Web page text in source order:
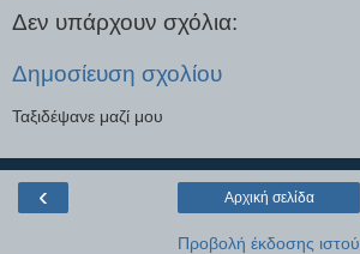
Δεν υπάρχουν σχόλια:
Δημοσίευση σχολίου
Ταξιδέψανε μαζί μου
‹ Αρχική σελίδα
Προβολή έκδοσης ιστού